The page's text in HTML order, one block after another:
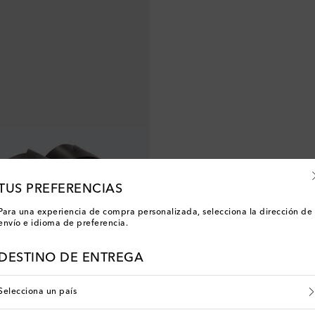
PREFERENCIAS
Para una experiencia de compra personalizada, selecciona la dirección de
e idioma de preferencia.
DESTINO DE ENTREGA
un país